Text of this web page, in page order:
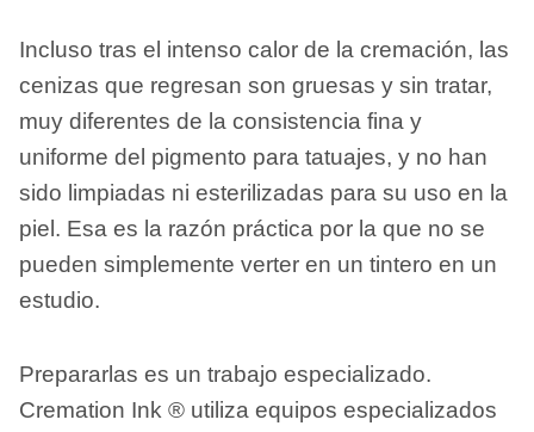
Incluso tras el intenso calor de la cremación, las
cenizas que regresan son gruesas y sin tratar,
muy diferentes de la consistencia fina y
uniforme del pigmento para tatuajes, y no han
sido limpiadas ni esterilizadas para su uso en la
piel. Esa es la razón práctica por la que no se
pueden simplemente verter en un tintero en un
estudio.
Prepararlas es un trabajo especializado.
Cremation Ink ® utiliza equipos especializados